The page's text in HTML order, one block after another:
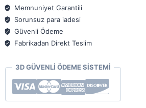
125x320
030
adet
Memnuniyet Garantili
Sorunsuz para iadesi
Güvenli Ödeme
Fabrikadan Direkt Teslim
3D GÜVENLİ ÖDEME SİSTEMİ